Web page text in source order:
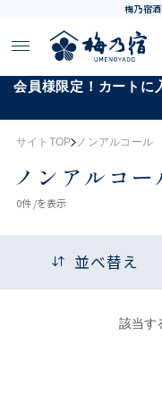
梅乃宿
会員様限定！カートに
サイトTOP ノンアルコール
ノンアルコー
0件 /を表示
並べ替え
該当す